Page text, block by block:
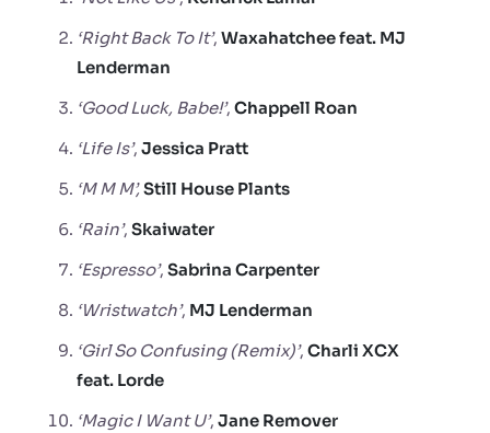
‘Right Back To It’, Waxahatchee feat. MJ
Lenderman
‘Good Luck, Babe!’, Chappell Roan
‘Life Is’, Jessica Pratt
‘M M M’,Still House Plants
‘Rain’, Skaiwater
‘Espresso’, Sabrina Carpenter
‘Wristwatch’, MJ Lenderman
‘Girl So Confusing (Remix)’, Charli XCX
feat. Lorde
‘Magic I Want U’, Jane Remover